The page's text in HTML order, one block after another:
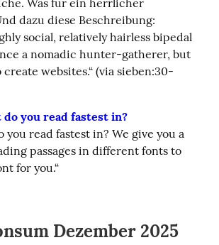
Was für ein herrlicher
dazu diese Beschreibung:
social, relatively hairless bipedal
a nomadic hunter-gatherer, but
websites.“ (via sieben:30-
you read fastest in?
you read fastest in? We give you a
passages in different fonts to
for you.“
Dezember 2025